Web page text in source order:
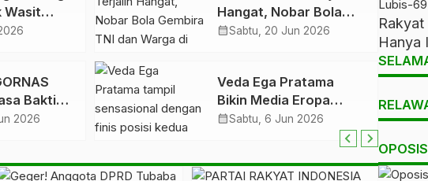
Wasit
35
Hangat, Nobar Bola
Gembira TNI dan
calendar_monthSabtu, 20 Jun 2026
Bakti
2026
Veda Ega Pratama
Bikin Media Eropa
Terpukau, Langsung
calendar_monthSabtu, 6 Jun 2026
Hanya